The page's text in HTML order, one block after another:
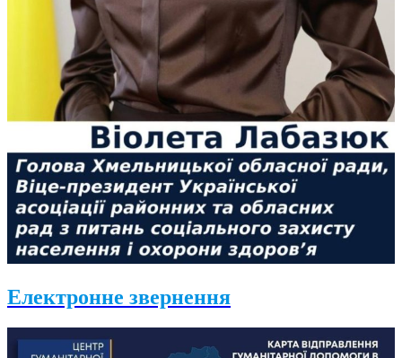
Електронне звернення